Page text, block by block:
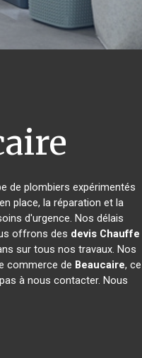
de plombiers expérimentés
place, la réparation et la
d'urgence. Nos délais
offrons des devis Chauffe
sur tous nos travaux. Nos
commerce de Beaucaire, ce
à nous contacter. Nous